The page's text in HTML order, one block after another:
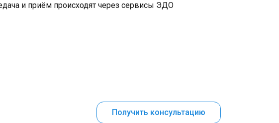
и приём происходят через сервисы ЭДО
Получить консультацию